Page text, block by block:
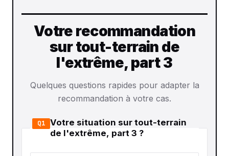
Votre recommandation
sur tout-terrain de
l'extrême, part 3
Quelques questions rapides pour adapter la
recommandation à votre cas.
Q1 Votre situation sur tout-terrain
de l'extrême, part 3 ?